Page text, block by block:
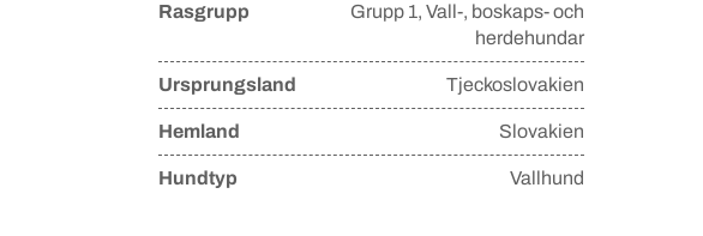
Rasgrupp Grupp 1, Vall-, boskaps- och
herdehundar
Ursprungsland Tjeckoslovakien
Hemland Slovakien
Hundtyp Vallhund